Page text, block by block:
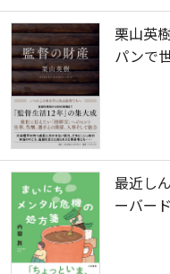
栗山英
パンで
最近し
ーバー